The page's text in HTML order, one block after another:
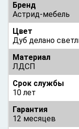
Бренд
Астрид-мебель
Цвет
Дуб делано
Материал
ЛДСП
Срок службы
10 лет
Гарантия
12 месяцев